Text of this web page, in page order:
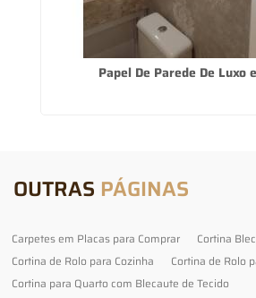
Papel De Parede De Luxo
OUTRAS PÁGINAS
Carpetes em Placas para Comprar
Cortina
Cortina de Rolo para Cozinha
Cortina de Rolo
Cortina para Quarto com Blecaute de Tecido